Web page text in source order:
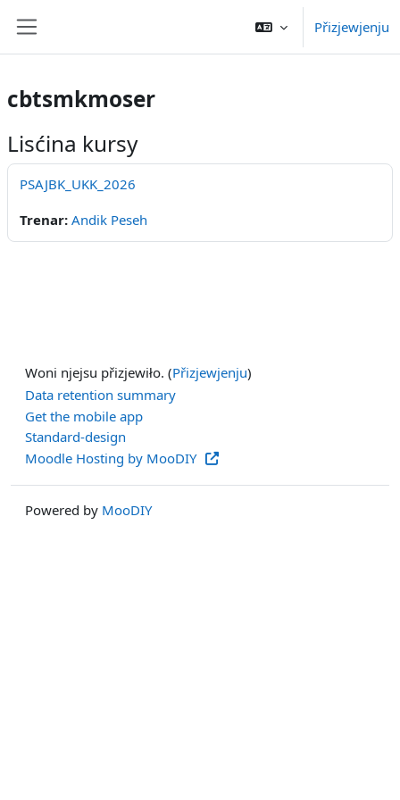
Přizjewjenju
cbtsmkmoser
Lisćina kursy
PSAJBK_UKK_2026
Trenar: Andik Peseh
Woni njejsu přizjewiło. (Přizjewjenju)
Data retention summary
Get the mobile app
Standard-design
Moodle Hosting by MooDIY
Powered by MooDIY